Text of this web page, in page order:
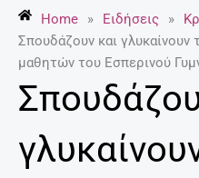
-
f
Home » Ειδήσεις »
Σπουδάζουν και
μαθητών του Εσπερινού